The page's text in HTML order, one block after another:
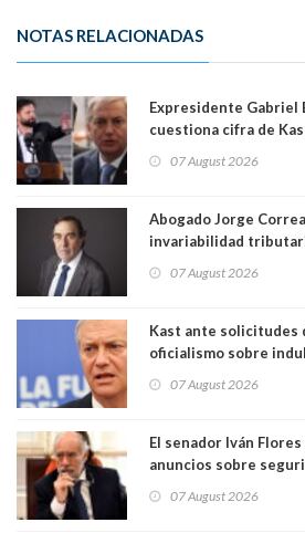
NOTAS RELACIONADAS
Expresidente Gabriel
cuestiona cifra de
07 August 2026
Abogado Jorge
invariabilidad
democracia” y
07 August 2026
Kast ante solicitudes
oficialismo sobre
07 August 2026
El senador Iván
anuncios sobre
perseguir ruta del
07 August 2026